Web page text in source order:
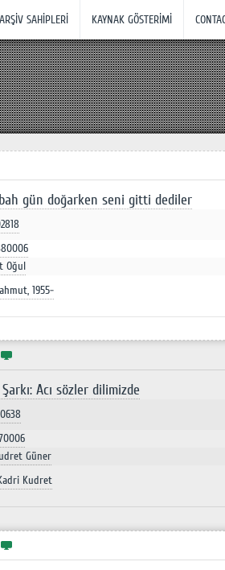
ARŞİV SAHİPLERİ KAYNAK GÖSTERİMİ
gün doğarken seni gitti dediler
Oğul
1955-
Acı sözler dilimizde
Güner
Kudret